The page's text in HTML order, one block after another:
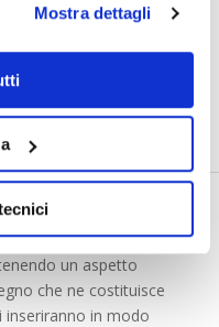
Mostra dettagli
legno
piscine
comporta numerosi
di avere una
un aspetto
che ne costituisce
inseriranno in modo